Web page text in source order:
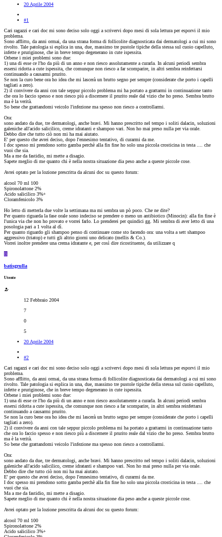
20 Aprile 2004
#1
Cari ragazzi e cari doc mi sono deciso solo oggi a scrivervi dopo mesi di sola lettura per esporvi il mio
problema.
Sono afflitto, da anni ormai, da una strana forma di follicolite diagnosticata dai dermatologi a cui mi sono
rivolto. Tale patologia si esplica in una, due, massimo tre pustole tipiche della stessa sul cuoio capelluto,
infette e pruriginose, che in breve tempo degenerano in cute ispessita.
Orbene i miei problemi sono due:
1) una di esse ce l'ho da più di un anno e non riesco assolutamente a curarla. In alcuni periodi sembra
essersi ridotta a cute ispessita, che comunque non riesco a far scomparire, in altri sembra reinfettarsi
continuando a causarmi prurito.
Se non la curo bene ora ho idea che mi lascerà un brutto segno per sempre (considerate che porto i capelli
tagliati a zero).
2) il convivere da anni con tale seppur piccolo problema mi ha portato a grattarmi in continuazione tanto
che ora lo faccio spesso e non riesco più a discernere il prurito reale dal vizio che ho preso. Sembra brutto
ma è la verità.
So bene che grattandomi veicolo l'infezione ma spesso non riesco a controllarmi.
Ora:
sono andato da due, tre dermatologi, anche bravi. Mi hanno prescritto nel tempo i soliti dalacin, soluzioni
galeniche all'acido salicilico, creme idratanti e shampoo vari. Non ho mai preso nulla per via orale.
Debbo dire che tutto ciò non mi ha mai aiutato.
E' per questo che avrei deciso, dopo l'ennesimo tentativo, di curarmi da me.
I doc spesso mi prendono sotto gamba perchè alla fin fine ho solo una piccola crosticina in testa .... che
vuoi che sia.
Ma a me da fastidio, mi mette a disagio.
Sapete meglio di me quanto chi è nella nostra situazione dia peso anche a queste piccole cose.
Avrei optato per la lozione prescritta da alcuni doc su questo forum:
alcool 70 ml 100
Spironolattone 2%
Acido salicilico 3%+
Cloramfenicolo 3%
Ho letto di metterla due volte la settimana ma mi sembra un pò poco. Che ne dite?
Per quanto riguarda la fase orale sono indeciso se prendere o meno un antibiotico (Minocin): alla fin fine è
l'unica via che non ho provato e vorrei farlo. Lo prenderei per quindici gg. Mi sembra di aver letto di una
posologia pari a 1 volta al dì.
Per quanto riguardo gli shampoo penso di continuare come sto facendo ora: una volta a sett shampoo
aggressivo (triatop) e tutti gli altrio giorni uno delicato (mellis & Co.).
Vorrei inoltre prendere una crema idratante e, per così dire ricostituente, da utilizzare q
B
batisgrulla
Utente
12 Febbraio 2004
7
0
5
20 Aprile 2004
#2
Cari ragazzi e cari doc mi sono deciso solo oggi a scrivervi dopo mesi di sola lettura per esporvi il mio
problema.
Sono afflitto, da anni ormai, da una strana forma di follicolite diagnosticata dai dermatologi a cui mi sono
rivolto. Tale patologia si esplica in una, due, massimo tre pustole tipiche della stessa sul cuoio capelluto,
infette e pruriginose, che in breve tempo degenerano in cute ispessita.
Orbene i miei problemi sono due:
1) una di esse ce l'ho da più di un anno e non riesco assolutamente a curarla. In alcuni periodi sembra
essersi ridotta a cute ispessita, che comunque non riesco a far scomparire, in altri sembra reinfettarsi
continuando a causarmi prurito.
Se non la curo bene ora ho idea che mi lascerà un brutto segno per sempre (considerate che porto i capelli
tagliati a zero).
2) il convivere da anni con tale seppur piccolo problema mi ha portato a grattarmi in continuazione tanto
che ora lo faccio spesso e non riesco più a discernere il prurito reale dal vizio che ho preso. Sembra brutto
ma è la verità.
So bene che grattandomi veicolo l'infezione ma spesso non riesco a controllarmi.
Ora:
sono andato da due, tre dermatologi, anche bravi. Mi hanno prescritto nel tempo i soliti dalacin, soluzioni
galeniche all'acido salicilico, creme idratanti e shampoo vari. Non ho mai preso nulla per via orale.
Debbo dire che tutto ciò non mi ha mai aiutato.
E' per questo che avrei deciso, dopo l'ennesimo tentativo, di curarmi da me.
I doc spesso mi prendono sotto gamba perchè alla fin fine ho solo una piccola crosticina in testa .... che
vuoi che sia.
Ma a me da fastidio, mi mette a disagio.
Sapete meglio di me quanto chi è nella nostra situazione dia peso anche a queste piccole cose.
Avrei optato per la lozione prescritta da alcuni doc su questo forum:
alcool 70 ml 100
Spironolattone 2%
Acido salicilico 3%+